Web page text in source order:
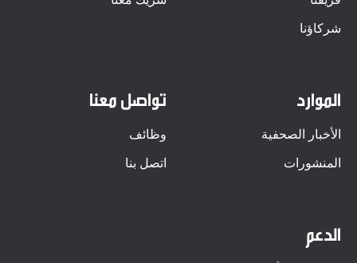
شركاؤنا
الموارد
الأخبار الصحفية
المنشورات
تواصل معنا
وظائف
اتصل بنا
الدعم